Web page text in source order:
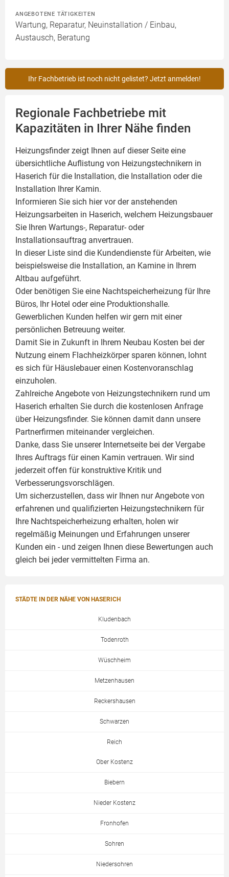
ANGEBOTENE TÄTIGKEITEN
Wartung, Reparatur, Neuinstallation / Einbau,
Austausch, Beratung
Ihr Fachbetrieb ist noch nicht gelistet? Jetzt anmelden!
Regionale Fachbetriebe mit
Kapazitäten in Ihrer Nähe finden
Heizungsfinder zeigt Ihnen auf dieser Seite eine
übersichtliche Auflistung von Heizungstechnikern in
Haserich für die Installation, die Installation oder die
Installation Ihrer Kamin.
Informieren Sie sich hier vor der anstehenden
Heizungsarbeiten in Haserich, welchem Heizungsbauer
Sie Ihren Wartungs-, Reparatur- oder
Installationsauftrag anvertrauen.
In dieser Liste sind die Kundendienste für Arbeiten, wie
beispielsweise die Installation, an Kamine in Ihrem
Altbau aufgeführt.
Oder benötigen Sie eine Nachtspeicherheizung für Ihre
Büros, Ihr Hotel oder eine Produktionshalle.
Gewerblichen Kunden helfen wir gern mit einer
persönlichen Betreuung weiter.
Damit Sie in Zukunft in Ihrem Neubau Kosten bei der
Nutzung einem Flachheizkörpersparen können, lohnt
es sich für Häuslebauer einen Kostenvoranschlag
einzuholen.
Zahlreiche Angebote von Heizungstechnikern rund um
Haserich erhalten Sie durch die kostenlosen Anfrage
über Heizungsfinder. Sie können damit dann unsere
Partnerfirmen miteinander vergleichen.
Danke, dass Sie unserer Internetseite bei der Vergabe
Ihres Auftrags für einen Kamin vertrauen. Wir sind
jederzeit offen für konstruktive Kritik und
Verbesserungsvorschlägen.
Um sicherzustellen, dass wir Ihnen nur Angebote von
erfahrenen und qualifizierten Heizungstechnikern für
Ihre Nachtspeicherheizung erhalten, holen wir
regelmäßig Meinungen und Erfahrungen unserer
Kunden ein - und zeigen Ihnen diese Bewertungen auch
gleich bei jeder vermittelten Firma an.
STÄDTE IN DER NÄHE VON HASERICH
Kludenbach
Todenroth
Wüschheim
Metzenhausen
Reckershausen
Schwarzen
Reich
Ober Kostenz
Biebern
Nieder Kostenz
Fronhofen
Sohren
Niedersohren